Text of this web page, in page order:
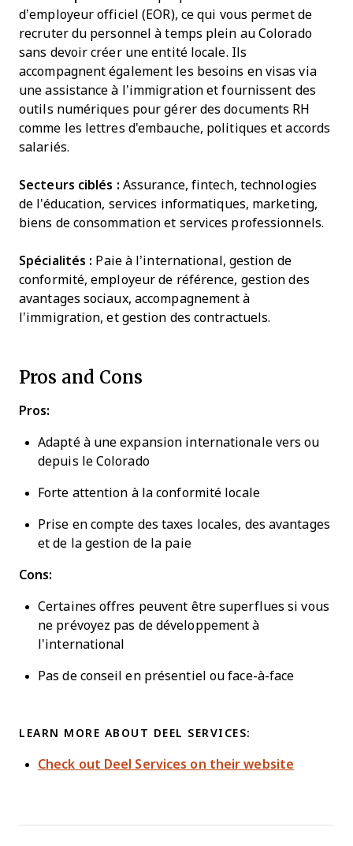
d’employeur officiel (EOR), ce qui vous permet de
recruter du personnel à temps plein au Colorado
sans devoir créer une entité locale. Ils
accompagnent également les besoins en visas via
une assistance à l’immigration et fournissent des
outils numériques pour gérer des documents RH
comme les lettres d'embauche, politiques et accords
salariés.
Secteurs ciblés : Assurance, fintech, technologies
de l'éducation, services informatiques, marketing,
biens de consommation et services professionnels.
Spécialités : Paie à l’international, gestion de
conformité, employeur de référence, gestion des
avantages sociaux, accompagnement à
l’immigration, et gestion des contractuels.
Pros and Cons
Pros:
Adapté à une expansion internationale vers ou
depuis le Colorado
Forte attention à la conformité locale
Prise en compte des taxes locales, des avantages
et de la gestion de la paie
Cons:
Certaines offres peuvent être superflues si vous
ne prévoyez pas de développement à
l'international
Pas de conseil en présentiel ou face-à-face
LEARN MORE ABOUT DEEL SERVICES:
Check out Deel Services on their website